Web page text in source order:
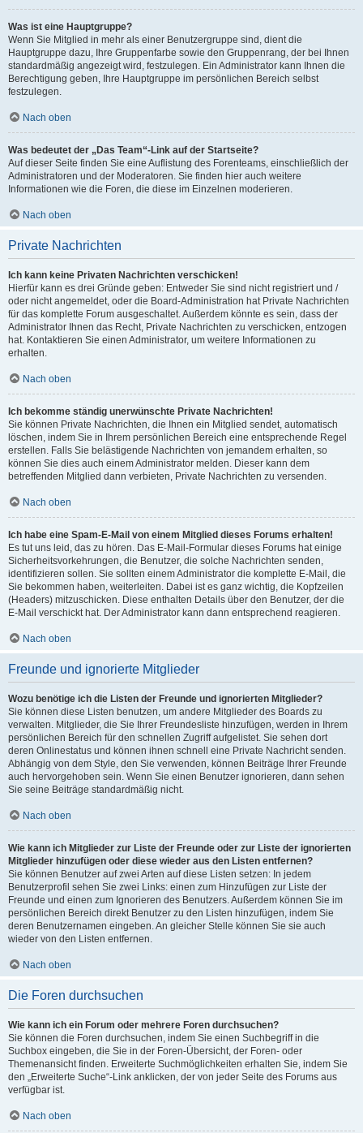
Was ist eine Hauptgruppe?
Wenn Sie Mitglied in mehr als einer Benutzergruppe sind, dient die
Hauptgruppe dazu, Ihre Gruppenfarbe sowie den Gruppenrang, der bei Ihnen
standardmäßig angezeigt wird, festzulegen. Ein Administrator kann Ihnen die
Berechtigung geben, Ihre Hauptgruppe im persönlichen Bereich selbst
festzulegen.
Nach oben
Was bedeutet der „Das Team“-Link auf der Startseite?
Auf dieser Seite finden Sie eine Auflistung des Forenteams, einschließlich der
Administratoren und der Moderatoren. Sie finden hier auch weitere
Informationen wie die Foren, die diese im Einzelnen moderieren.
Nach oben
Private Nachrichten
Ich kann keine Privaten Nachrichten verschicken!
Hierfür kann es drei Gründe geben: Entweder Sie sind nicht registriert und /
oder nicht angemeldet, oder die Board-Administration hat Private Nachrichten
für das komplette Forum ausgeschaltet. Außerdem könnte es sein, dass der
Administrator Ihnen das Recht, Private Nachrichten zu verschicken, entzogen
hat. Kontaktieren Sie einen Administrator, um weitere Informationen zu
erhalten.
Nach oben
Ich bekomme ständig unerwünschte Private Nachrichten!
Sie können Private Nachrichten, die Ihnen ein Mitglied sendet, automatisch
löschen, indem Sie in Ihrem persönlichen Bereich eine entsprechende Regel
erstellen. Falls Sie belästigende Nachrichten von jemandem erhalten, so
können Sie dies auch einem Administrator melden. Dieser kann dem
betreffenden Mitglied dann verbieten, Private Nachrichten zu versenden.
Nach oben
Ich habe eine Spam-E-Mail von einem Mitglied dieses Forums erhalten!
Es tut uns leid, das zu hören. Das E-Mail-Formular dieses Forums hat einige
Sicherheitsvorkehrungen, die Benutzer, die solche Nachrichten senden,
identifizieren sollen. Sie sollten einem Administrator die komplette E-Mail, die
Sie bekommen haben, weiterleiten. Dabei ist es ganz wichtig, die Kopfzeilen
(Headers) mitzuschicken. Diese enthalten Details über den Benutzer, der die
E-Mail verschickt hat. Der Administrator kann dann entsprechend reagieren.
Nach oben
Freunde und ignorierte Mitglieder
Wozu benötige ich die Listen der Freunde und ignorierten Mitglieder?
Sie können diese Listen benutzen, um andere Mitglieder des Boards zu
verwalten. Mitglieder, die Sie Ihrer Freundesliste hinzufügen, werden in Ihrem
persönlichen Bereich für den schnellen Zugriff aufgelistet. Sie sehen dort
deren Onlinestatus und können ihnen schnell eine Private Nachricht senden.
Abhängig von dem Style, den Sie verwenden, können Beiträge Ihrer Freunde
auch hervorgehoben sein. Wenn Sie einen Benutzer ignorieren, dann sehen
Sie seine Beiträge standardmäßig nicht.
Nach oben
Wie kann ich Mitglieder zur Liste der Freunde oder zur Liste der ignorierten
Mitglieder hinzufügen oder diese wieder aus den Listen entfernen?
Sie können Benutzer auf zwei Arten auf diese Listen setzen: In jedem
Benutzerprofil sehen Sie zwei Links: einen zum Hinzufügen zur Liste der
Freunde und einen zum Ignorieren des Benutzers. Außerdem können Sie im
persönlichen Bereich direkt Benutzer zu den Listen hinzufügen, indem Sie
deren Benutzernamen eingeben. An gleicher Stelle können Sie sie auch
wieder von den Listen entfernen.
Nach oben
Die Foren durchsuchen
Wie kann ich ein Forum oder mehrere Foren durchsuchen?
Sie können die Foren durchsuchen, indem Sie einen Suchbegriff in die
Suchbox eingeben, die Sie in der Foren-Übersicht, der Foren- oder
Themenansicht finden. Erweiterte Suchmöglichkeiten erhalten Sie, indem Sie
den „Erweiterte Suche“-Link anklicken, der von jeder Seite des Forums aus
verfügbar ist.
Nach oben